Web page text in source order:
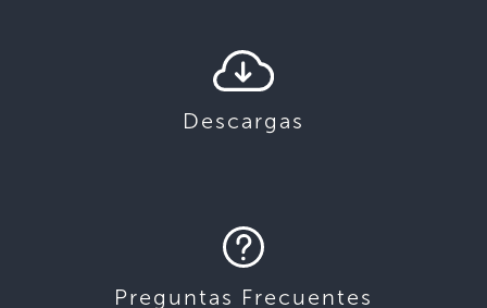
Descargas
Preguntas Frecuentes